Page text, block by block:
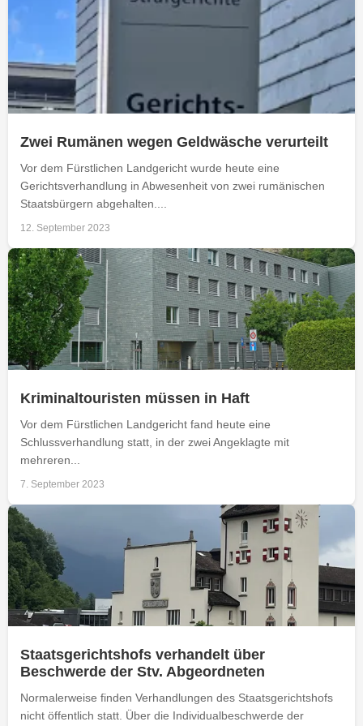
Zwei Rumänen wegen Geldwäsche verurteilt
Vor dem Fürstlichen Landgericht wurde heute eine
Gerichtsverhandlung in Abwesenheit von zwei rumänischen
Staatsbürgern abgehalten....
12. September 2023
Kriminaltouristen müssen in Haft
Vor dem Fürstlichen Landgericht fand heute eine
Schlussverhandlung statt, in der zwei Angeklagte mit
mehreren...
7. September 2023
Staatsgerichtshofs verhandelt über
Beschwerde der Stv. Abgeordneten
Normalerweise finden Verhandlungen des Staatsgerichtshofs
nicht öffentlich statt. Über die Individualbeschwerde der